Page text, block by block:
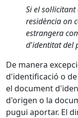
Si el
residència on
estrangera
d'identitat del
De manera
d'identificació o
el document
d'origen o la
pugui aportar. El